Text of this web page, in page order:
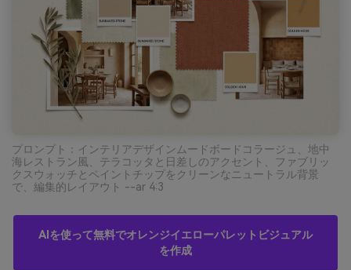
プロンプト：インテリアデザインムードボードコラージュ、地中
海レストラン風、テラコッタと日差しのアクセント、ファブリッ
クスウォッチとペイントチップをクリーンなニュートラル背景
で、編集的レイアウト --ar 4:3
AIを使って無料でオレンジイエローパレットビジュアル
を作成